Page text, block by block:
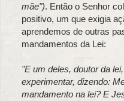
mãe"). Então o Senhor
positivo, um que exigia
aprendemos de outras
mandamentos da Lei:
"E um deles, doutor da
experimentar, dizendo:
mandamento na lei? E